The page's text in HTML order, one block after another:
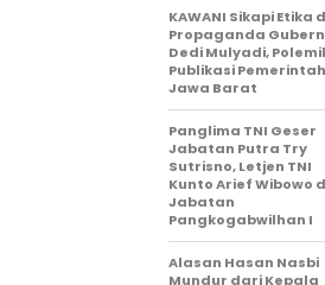
KAWANI Sikapi Etika
Propaganda
Dedi Mulyadi,
Publikasi Pemerintah
Jawa Barat
Panglima TNI Geser
Jabatan Putra Try
Sutrisno, Letjen TNI
Kunto Arief Wibowo
Jabatan
Pangkogabwilhan I
Alasan Hasan Nasbi
Mundur dari Kepala